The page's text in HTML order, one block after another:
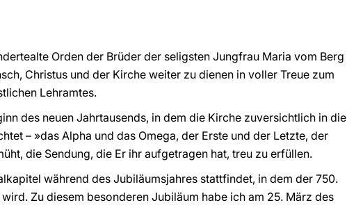
Orden der Brüder der seligsten Jungfrau Maria vom Berg
Christus und der Kirche weiter zu dienen in voller Treue zum
Lehramtes.
des neuen Jahrtausends, in dem die Kirche zuversichtlich in die
– »das Alpha und das Omega, der Erste und der Letzte, der
die Sendung, die Er ihr aufgetragen hat, treu zu erfüllen.
während des Jubiläumsjahres stattfindet, in dem der 750.
Zu diesem besonderen Jubiläum habe ich am 25. März des